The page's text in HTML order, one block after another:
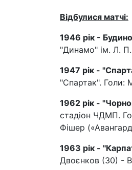
Відбулися матчі:
1946 рік -
"Динамо" ім. Л. П.
1947 рік -
"Спартак". Голи:
1962 рік -
стадіон ЧДМП.
Фішер
1963 рік -
Двоєнков (30) -